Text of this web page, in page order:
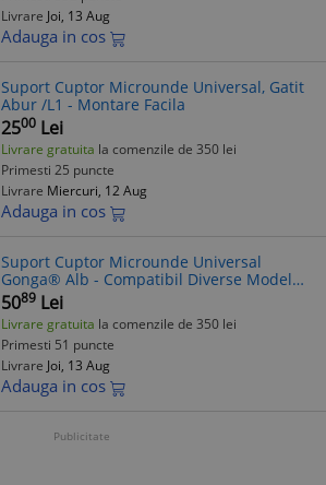
Livrare Joi, 13 Aug
Adauga in cos
Suport Cuptor Microunde Universal, Gatit
Abur /L1 - Montare Facila
2500 Lei
Livrare gratuita la comenzile de 350 lei
Primesti 25 puncte
Livrare Miercuri, 12 Aug
Adauga in cos
Suport Cuptor Microunde Universal
Gonga® Alb - Compatibil Diverse Modele
- Ideal Cartofi
5089 Lei
Livrare gratuita la comenzile de 350 lei
Primesti 51 puncte
Livrare Joi, 13 Aug
Adauga in cos
Publicitate